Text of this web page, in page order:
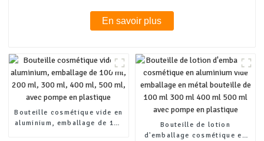
En savoir plus
Bouteille cosmétique vide en
aluminium, emballage de 100
Bouteille de lotion
d'emballage cosmétique en